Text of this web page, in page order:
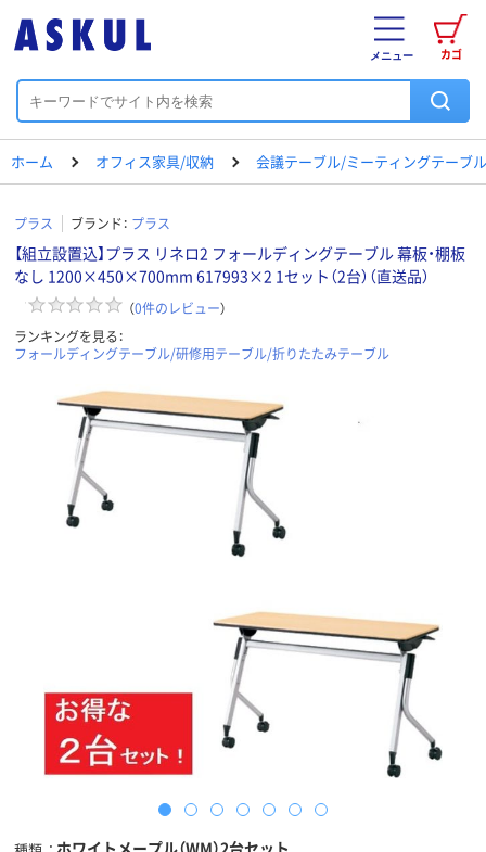
カゴ
メニュー
ホーム オフィス家具/収納 会議テーブル/ミーティングテーブル
プラス ブランド： プラス
【組立設置込】プラス リネロ2 フォールディングテーブル 幕板・棚板
なし 1200×450×700mm 617993×2 1セット（2台）（直送品）
（0件のレビュー）
ランキングを見る：
フォールディングテーブル/研修用テーブル/折りたたみテーブル